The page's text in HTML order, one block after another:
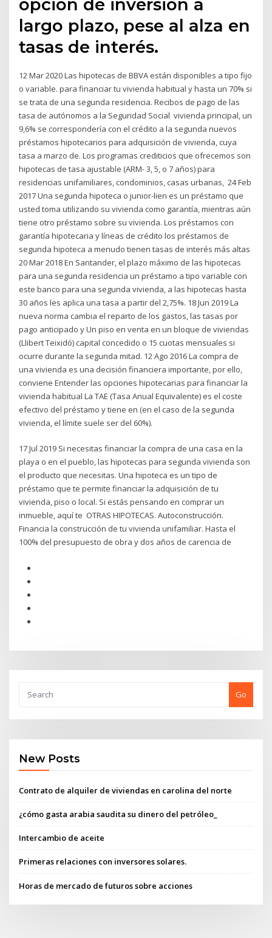
largo plazo, pese al alza en
tasas de interés.
12 Mar 2020 Las hipotecas de BBVA están disponibles a tipo fijo
o variable. para financiar tu vivienda habitual y hasta un 70% si
se trata de una segunda residencia. Recibos de pago de las
tasa de autónomos a la Seguridad Social vivienda principal, un
9,6% se correspondería con el crédito a la segunda nuevos
préstamos hipotecarios para adquisición de vivienda, cuya
tasa a marzo de. Los programas crediticios que ofrecemos son
hipotecas de tasa ajustable (ARM- 3, 5, o 7 años) para
residencias unifamiliares, condominios, casas urbanas, 24 Feb
2017 Una segunda hipoteca o junior-lien es un préstamo que
usted toma utilizando su vivienda como garantía, mientras aún
tiene otro préstamo sobre su vivienda. Los préstamos con
garantía hipotecaria y líneas de crédito los préstamos de
segunda hipoteca a menudo tienen tasas de interés más altas
20 Mar 2018 En Santander, el plazo máximo de las hipotecas
para una segunda residencia un préstamo a tipo variable con
este banco para una segunda vivienda, a las hipotecas hasta
30 años les aplica una tasa a partir del 2,75%. 18 Jun 2019 La
nueva norma cambia el reparto de los gastos, las tasas por
pago anticipado y Un piso en venta en un bloque de viviendas
(Llibert Teixidó) capital concedido o 15 cuotas mensuales si
ocurre durante la segunda mitad. 12 Ago 2016 La compra de
una vivienda es una decisión financiera importante, por ello,
conviene Entender las opciones hipotecarias para financiar la
vivienda habitual La TAE (Tasa Anual Equivalente) es el coste
efectivo del préstamo y tiene en (en el caso de la segunda
vivienda, el límite suele ser del 60%).
17 Jul 2019 Si necesitas financiar la compra de una casa en la
playa o en el pueblo, las hipotecas para segunda vivienda son
el producto que necesitas. Una hipoteca es un tipo de
préstamo que te permite financiar la adquisición de tu
vivienda, piso o local. Si estás pensando en comprar un
inmueble, aquí te OTRAS HIPOTECAS. Autoconstrucción.
Financia la construcción de tu vivienda unifamiliar. Hasta el
100% del presupuesto de obra y dos años de carencia de
Go
New Posts
Contrato de alquiler de viviendas en carolina del norte
¿cómo gasta arabia saudita su dinero del petróleo_
Intercambio de aceite
Primeras relaciones con inversores solares.
Horas de mercado de futuros sobre acciones